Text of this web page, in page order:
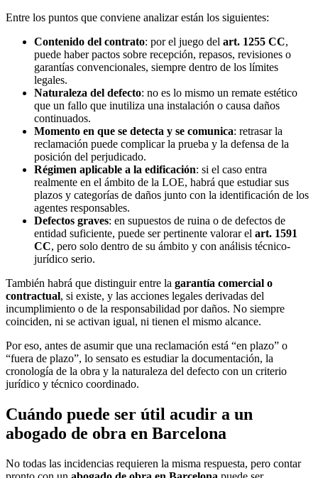
Entre los puntos que conviene analizar están los siguientes:
Contenido del contrato: por el juego del art. 1255 CC,
puede haber pactos sobre recepción, repasos, revisiones o
garantías convencionales, siempre dentro de los límites
legales.
Naturaleza del defecto: no es lo mismo un remate estético
que un fallo que inutiliza una instalación o causa daños
continuados.
Momento en que se detecta y se comunica: retrasar la
reclamación puede complicar la prueba y la defensa de la
posición del perjudicado.
Régimen aplicable a la edificación: si el caso entra
realmente en el ámbito de la LOE, habrá que estudiar sus
plazos y categorías de daños junto con la identificación de los
agentes responsables.
Defectos graves: en supuestos de ruina o de defectos de
entidad suficiente, puede ser pertinente valorar el art. 1591
CC, pero solo dentro de su ámbito y con análisis técnico-
jurídico serio.
También habrá que distinguir entre la garantía comercial o
contractual, si existe, y las acciones legales derivadas del
incumplimiento o de la responsabilidad por daños. No siempre
coinciden, ni se activan igual, ni tienen el mismo alcance.
Por eso, antes de asumir que una reclamación está “en plazo” o
“fuera de plazo”, lo sensato es estudiar la documentación, la
cronología de la obra y la naturaleza del defecto con un criterio
jurídico y técnico coordinado.
Cuándo puede ser útil acudir a un
abogado de obra en Barcelona
No todas las incidencias requieren la misma respuesta, pero contar